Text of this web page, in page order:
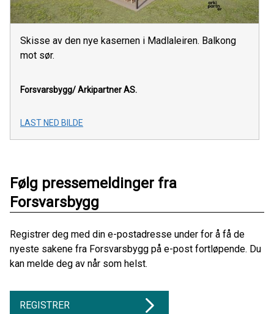
Skisse av den nye kasernen i Madlaleiren. Balkong
mot sør.
Forsvarsbygg/ Arkipartner AS.
LAST NED BILDE
Følg pressemeldinger fra
Forsvarsbygg
Registrer deg med din e-postadresse under for å få de
nyeste sakene fra Forsvarsbygg på e-post fortløpende. Du
kan melde deg av når som helst.
REGISTRER